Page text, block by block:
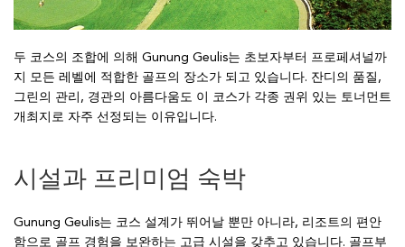
두 코스의 조합에 의해 Gunung Geulis는 초보자부터 프로페셔널까
지 모든 레벨에 적합한 골프의 장소가 되고 있습니다. 잔디의 품질,
그린의 관리, 경관의 아름다움도 이 코스가 각종 권위 있는 토너먼트
개최지로 자주 선정되는 이유입니다.
시설과 프리미엄 숙박
Gunung Geulis는 코스 설계가 뛰어날 뿐만 아니라, 리조트의 편안
함으로 골프 경험을 보완하는 고급 시설을 갖추고 있습니다. 골프부